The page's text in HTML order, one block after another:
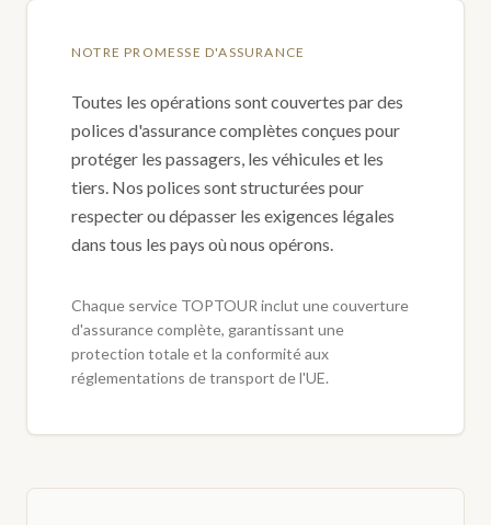
NOTRE PROMESSE D'ASSURANCE
Toutes les opérations sont couvertes par des
polices d'assurance complètes conçues pour
protéger les passagers, les véhicules et les
tiers. Nos polices sont structurées pour
respecter ou dépasser les exigences légales
dans tous les pays où nous opérons.
Chaque service TOPTOUR inclut une couverture
d'assurance complète, garantissant une
protection totale et la conformité aux
réglementations de transport de l'UE.